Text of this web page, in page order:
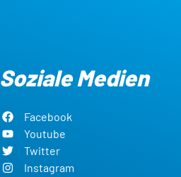
Soziale Medien
Facebook
Youtube
Twitter
Instagram